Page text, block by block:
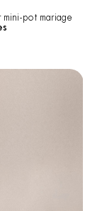
mini-pot mariage